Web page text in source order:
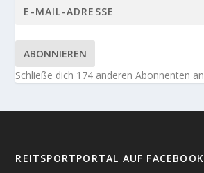
ABONNIEREN
Schließe dich 174 anderen Abonnenten an
REITSPORTPORTAL AUF FACEBOOK